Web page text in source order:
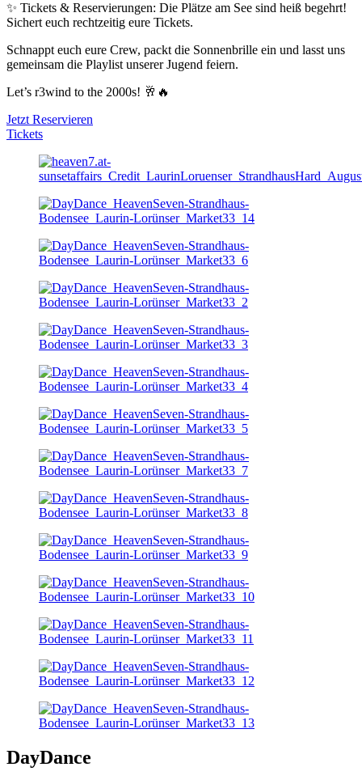
✨ Tickets & Reservierungen: Die Plätze am See sind heiß begehrt!
Sichert euch rechtzeitig eure Tickets.
Schnappt euch eure Crew, packt die Sonnenbrille ein und lasst uns
gemeinsam die Playlist unserer Jugend feiern.
Let’s r3wind to the 2000s! 🥂🔥
Jetzt Reservieren
Tickets
DayDance